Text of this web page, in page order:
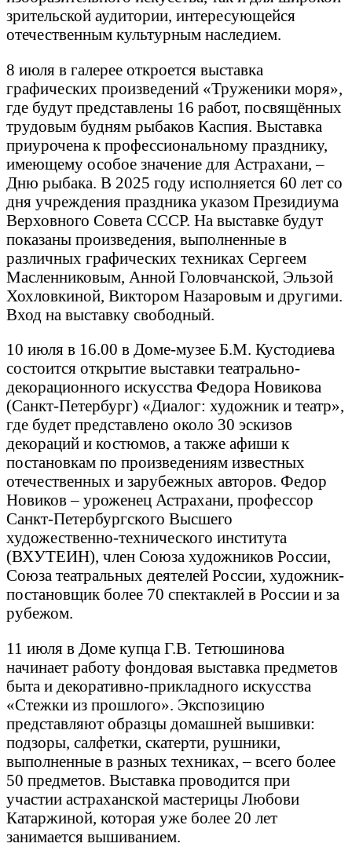
зрительской аудитории, интересующейся
отечественным культурным наследием.
8 июля в галерее откроется выставка
графических произведений «Труженики моря»,
где будут представлены 16 работ, посвящённых
трудовым будням рыбаков Каспия. Выставка
приурочена к профессиональному празднику,
имеющему особое значение для Астрахани, –
Дню рыбака. В 2025 году исполняется 60 лет со
дня учреждения праздника указом Президиума
Верховного Совета СССР. На выставке будут
показаны произведения, выполненные в
различных графических техниках Сергеем
Масленниковым, Анной Головчанской, Эльзой
Хохловкиной, Виктором Назаровым и другими.
Вход на выставку свободный.
10 июля в 16.00 в Доме-музее Б.М. Кустодиева
состоится открытие выставки театрально-
декорационного искусства Федора Новикова
(Санкт-Петербург) «Диалог: художник и театр»,
где будет представлено около 30 эскизов
декораций и костюмов, а также афиши к
постановкам по произведениям известных
отечественных и зарубежных авторов. Федор
Новиков – уроженец Астрахани, профессор
Санкт-Петербургского Высшего
художественно-технического института
(ВХУТЕИН), член Союза художников России,
Союза театральных деятелей России, художник-
постановщик более 70 спектаклей в России и за
рубежом.
11 июля в Доме купца Г.В. Тетюшинова
начинает работу фондовая выставка предметов
быта и декоративно-прикладного искусства
«Стежки из прошлого». Экспозицию
представляют образцы домашней вышивки:
подзоры, салфетки, скатерти, рушники,
выполненные в разных техниках, – всего более
50 предметов. Выставка проводится при
участии астраханской мастерицы Любови
Катаржиной, которая уже более 20 лет
занимается вышиванием.